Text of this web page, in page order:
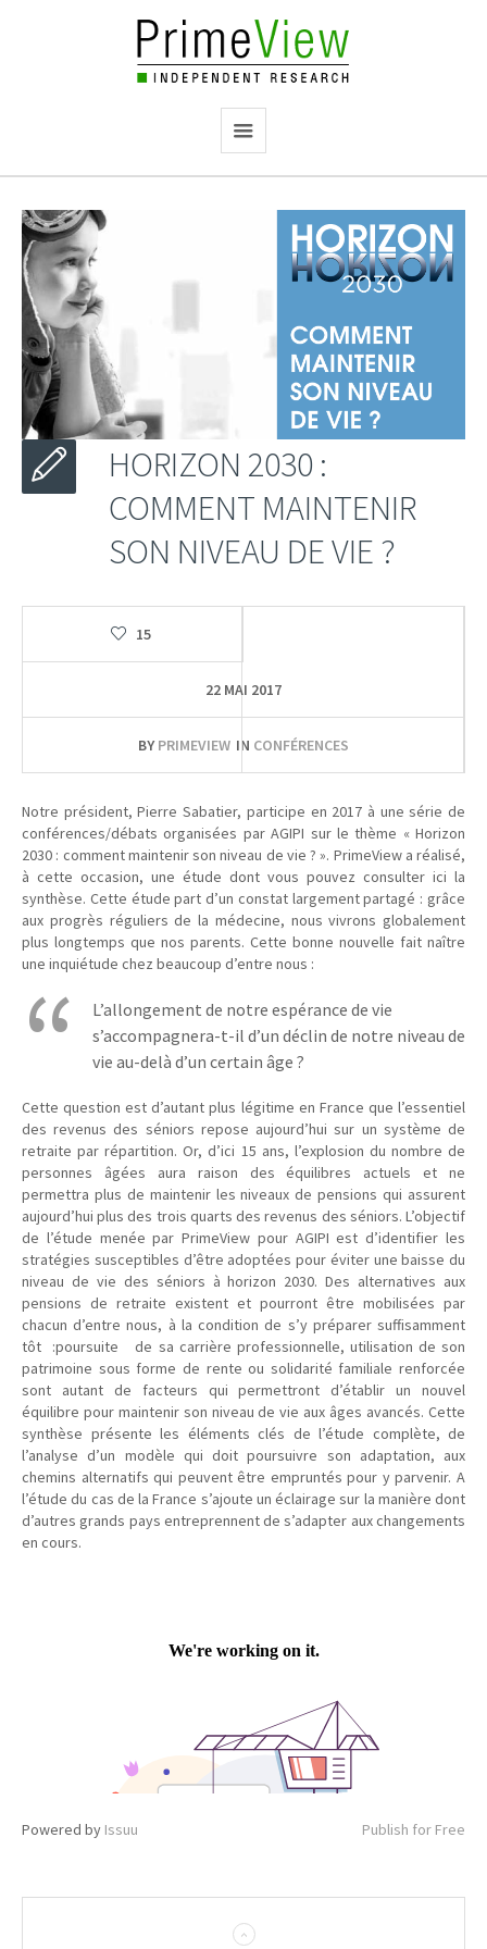
HORIZON 2030 :
COMMENT MAINTENIR
SON NIVEAU DE VIE ?
15
22 MAI 2017
BYPRIMEVIEW IN CONFÉRENCES
Notre président, Pierre Sabatier, participe en 2017 à une série de
conférences/débats organisées par AGIPI sur le thème « Horizon
2030 : comment maintenir son niveau de vie ? ». PrimeView a réalisé,
à cette occasion, une étude dont vous pouvez consulter ici la
synthèse. Cette étude part d’un constat largement partagé : grâce
aux progrès réguliers de la médecine, nous vivrons globalement
plus longtemps que nos parents. Cette bonne nouvelle fait naître
une inquiétude chez beaucoup d’entre nous :
L’allongement de notre espérance de vie
s’accompagnera-t-il d’un déclin de notre niveau de
vie au-delà d’un certain âge ?
Cette question est d’autant plus légitime en France que l’essentiel
des revenus des séniors repose aujourd’hui sur un système de
retraite par répartition. Or, d’ici 15 ans, l’explosion du nombre de
personnes âgées aura raison des équilibres actuels et ne
permettra plus de maintenir les niveaux de pensions qui assurent
aujourd’hui plus des trois quarts des revenus des séniors. L’objectif
de l’étude menée par PrimeView pour AGIPI est d’identifier les
stratégies susceptibles d’être adoptées pour éviter une baisse du
niveau de vie des séniors à horizon 2030. Des alternatives aux
pensions de retraite existent et pourront être mobilisées par
chacun d’entre nous, à la condition de s’y préparer suffisamment
tôt :poursuite de sa carrière professionnelle, utilisation de son
patrimoine sous forme de rente ou solidarité familiale renforcée
sont autant de facteurs qui permettront d’établir un nouvel
équilibre pour maintenir son niveau de vie aux âges avancés. Cette
synthèse présente les éléments clés de l’étude complète, de
l’analyse d’un modèle qui doit poursuivre son adaptation, aux
chemins alternatifs qui peuvent être empruntés pour y parvenir. A
l’étude du cas de la France s’ajoute un éclairage sur la manière dont
d’autres grands pays entreprennent de s’adapter aux changements
en cours.
Powered by Issuu Publish for Free